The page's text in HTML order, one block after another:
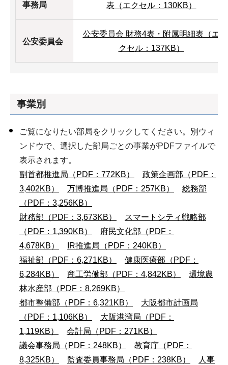
事務局
表（エクセル：130KB）
公安委員会
公安委員会 財務4表・附属明細表（エ
クセル：137KB）
事業別
ご覧になりたい部局をクリックしてください。別ウィ
ンドウで、選択した部局ごとの事業がPDFファイルで
表示されます。
副首都推進局（PDF：772KB）
政策企画部（PDF：
3,402KB）
万博推進局（PDF：257KB）
総務部
（PDF：3,256KB）
財務部（PDF：3,673KB）
スマートシティ戦略部
（PDF：1,390KB）
府民文化部（PDF：
4,678KB）
IR推進局（PDF：240KB）
福祉部（PDF：6,271KB）
健康医療部（PDF：
6,284KB）
商工労働部（PDF：4,842KB）
環境農
林水産部（PDF：8,269KB）
都市整備部（PDF：6,321KB）
大阪都市計画局
（PDF：1,106KB）
大阪港湾局（PDF：
1,119KB）
会計局（PDF：271KB）
議会事務局（PDF：248KB）
教育庁（PDF：
8,325KB）
監査委員事務局（PDF：238KB）
人事